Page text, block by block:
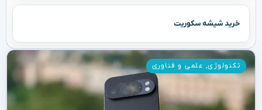
خرید شیشه سکوریت
تکنولوژی, علمی و فناوری